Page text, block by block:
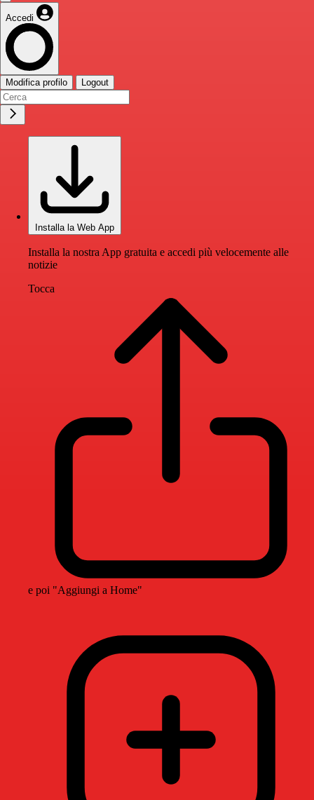
Accedi
Modifica profilo Logout
Installa la Web App
Installa la nostra App gratuita e accedi più velocemente alle
notizie
Tocca
e poi "Aggiungi a Home"